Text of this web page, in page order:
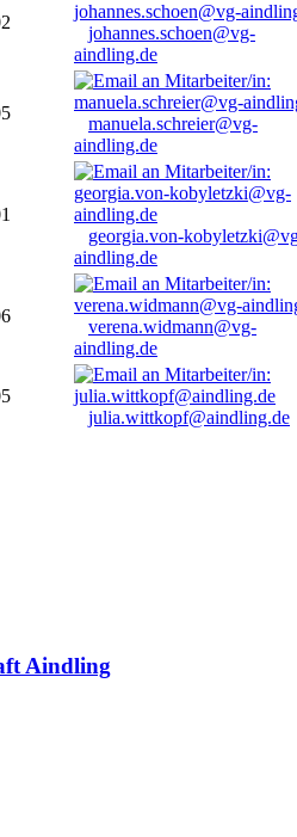
johannes.schoen@vg-
aindling.de
manuela.schreier@vg-
aindling.de
georgia.von-
aindling.de
verena.widmann@vg-
aindling.de
julia.wittkopf@aindling.de
Aindling